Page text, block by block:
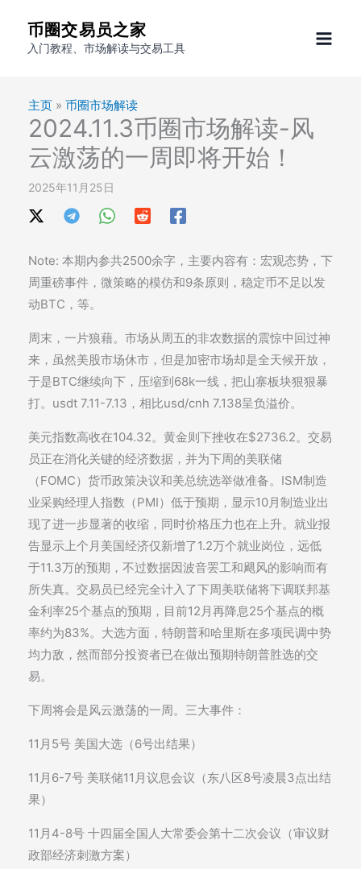
币圈交易员之家
入门教程、市场解读与交易工具
主页 » 币圈市场解读
2024.11.3币圈市场解读-风
云激荡的一周即将开始！
2025年11月25日
Note: 本期内参共2500余字，主要内容有：宏观态势，下
周重磅事件，微策略的模仿和9条原则，稳定币不足以发
动BTC，等。
周末，一片狼藉。市场从周五的非农数据的震惊中回过神
来，虽然美股市场休市，但是加密市场却是全天候开放，
于是BTC继续向下，压缩到68k一线，把山寨板块狠狠暴
打。usdt 7.11-7.13，相比usd/cnh 7.138呈负溢价。
美元指数高收在104.32。黄金则下挫收在$2736.2。交易
员正在消化关键的经济数据，并为下周的美联储
（FOMC）货币政策决议和美总统选举做准备。ISM制造
业采购经理人指数（PMI）低于预期，显示10月制造业出
现了进一步显著的收缩，同时价格压力也在上升。就业报
告显示上个月美国经济仅新增了1.2万个就业岗位，远低
于11.3万的预期，不过数据因波音罢工和飓风的影响而有
所失真。交易员已经完全计入了下周美联储将下调联邦基
金利率25个基点的预期，目前12月再降息25个基点的概
率约为83%。大选方面，特朗普和哈里斯在多项民调中势
均力敌，然而部分投资者已在做出预期特朗普胜选的交
易。
下周将会是风云激荡的一周。三大事件：
11月5号 美国大选（6号出结果）
11月6-7号 美联储11月议息会议（东八区8号凌晨3点出结
果）
11月4-8号 十四届全国人大常委会第十二次会议（审议财
政部经济刺激方案）